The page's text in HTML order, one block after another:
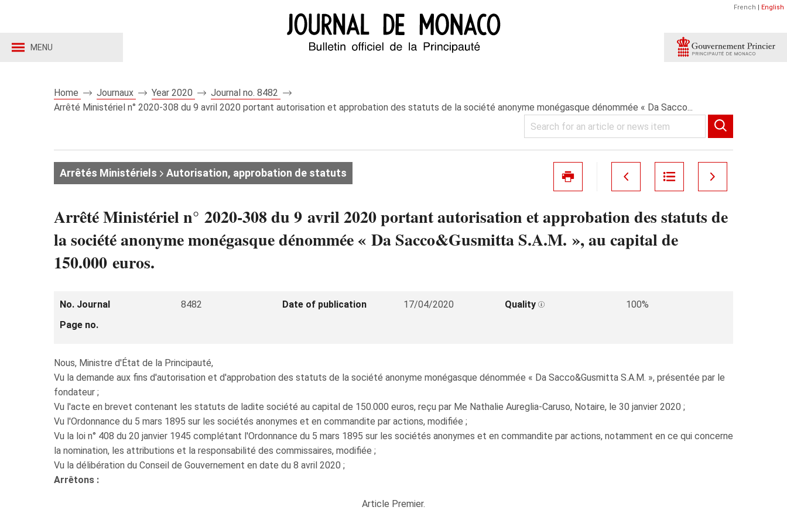
MENU
French | English
Home Journaux Year 2020
Journal no. 8482
Arrêté Ministériel n° 2020-308 du 9 avril 2020 portant autorisation et approbation des statuts de la société anonyme monégasque dénommée « Da Sacco...
Arrêtés Ministériels Autorisation, approbation de statuts
Arrêté Ministériel n° 2020-308 du 9 avril 2020 portant autorisation et approbation des statuts de
la société anonyme monégasque dénommée « Da Sacco&Gusmitta S.A.M. », au capital de
150.000 euros.
No. Journal 8482 Date of publication 17/04/2020 Quality
100%
Page no.
Nous, Ministre d'État de la Principauté,
Vu la demande aux fins d'autorisation et d'approbation des statuts de la société anonyme monégasque dénommée « Da Sacco&Gusmitta S.A.M. », présentée par le
fondateur ;
Vu l'acte en brevet contenant les statuts de ladite société au capital de 150.000 euros, reçu par Me Nathalie Aureglia-Caruso, Notaire, le 30 janvier 2020 ;
Vu l'Ordonnance du 5 mars 1895 sur les sociétés anonymes et en commandite par actions, modifiée ;
Vu la loi n° 408 du 20 janvier 1945 complétant l'Ordonnance du 5 mars 1895 sur les sociétés anonymes et en commandite par actions, notamment en ce qui concerne
la nomination, les attributions et la responsabilité des commissaires, modifiée ;
Vu la délibération du Conseil de Gouvernement en date du 8 avril 2020 ;
Arrêtons :
Article Premier.